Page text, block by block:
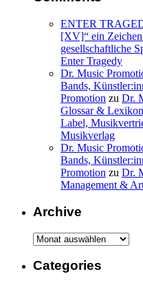
ENTER
[XV]“ ein
gesellschaftliche
Enter Tragedy
Dr. Music
Bands,
Promotion zu Dr.
Glossar &
Label,
Musikverlag
Dr. Music
Bands,
Promotion zu Dr.
Management &
Archive
Archive
Categories